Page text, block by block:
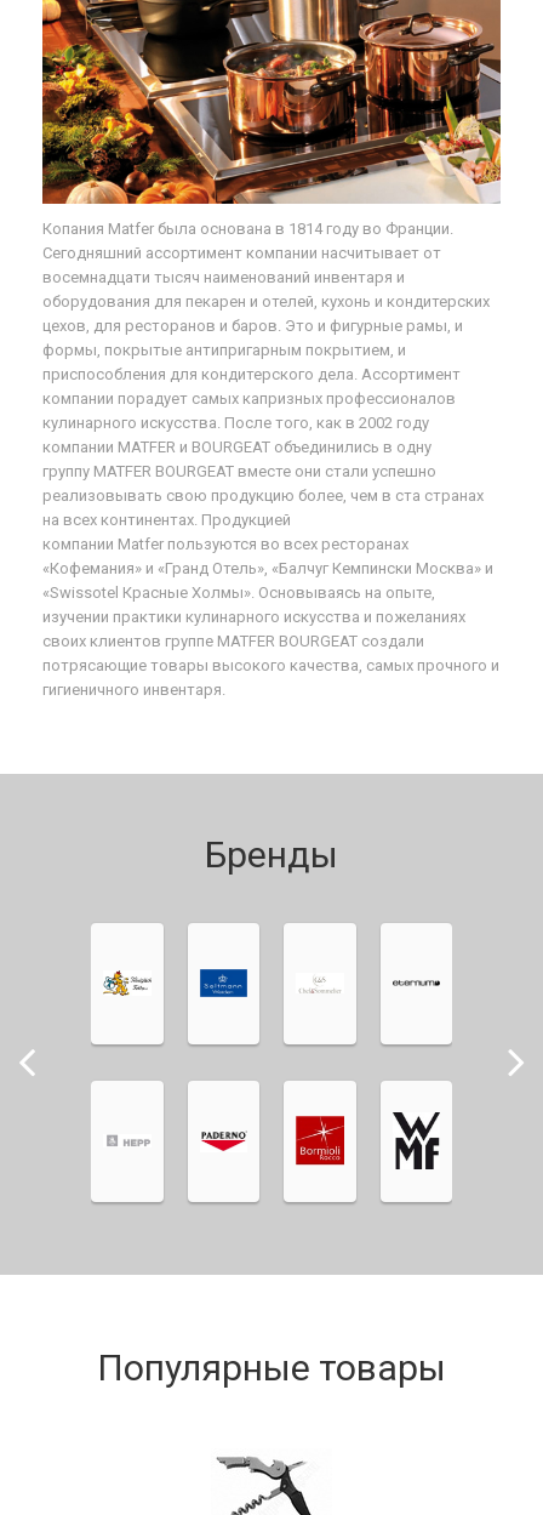
Копания Matfer была основана в 1814 году во Франции.
Сегодняшний ассортимент компании насчитывает от
восемнадцати тысяч наименований инвентаря и
оборудования для пекарен и отелей, кухонь и кондитерских
цехов, для ресторанов и баров. Это и фигурные рамы, и
формы, покрытые антипригарным покрытием, и
приспособления для кондитерского дела. Ассортимент
компании порадует самых капризных профессионалов
кулинарного искусства. После того, как в 2002 году
компании MATFER и BOURGEAT объединились в одну
группу MATFER BOURGEAT вместе они стали успешно
реализовывать свою продукцию более, чем в ста странах
на всех континентах. Продукцией
компании Matfer пользуются во всех ресторанах
«Кофемания» и «Гранд Отель», «Балчуг Кемпински Москва» и
«Swissotel Красные Холмы». Основываясь на опыте,
изучении практики кулинарного искусства и пожеланиях
своих клиентов группе MATFER BOURGEAT создали
потрясающие товары высокого качества, самых прочного и
гигиеничного инвентаря.
Бренды
Популярные товары